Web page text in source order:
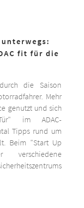
fit für die
die Saison
Mehr
genutzt und sich
im ADAC-
Tipps rund um
Beim "Start Up